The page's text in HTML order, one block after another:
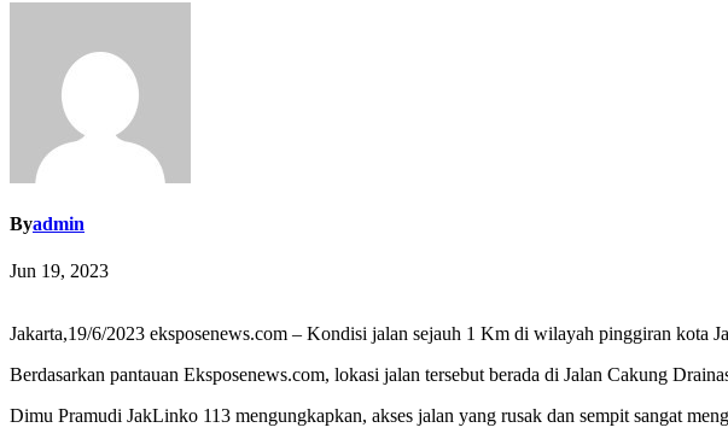
Byadmin
Jun 19, 2023
Jakarta,19/6/2023 eksposenews.com – Kondisi jalan sejauh 1 Km di wilayah pinggiran kota
Berdasarkan pantauan Eksposenews.com, lokasi jalan tersebut berada di Jalan Cakung
Dimu Pramudi JakLinko 113 mengungkapkan, akses jalan yang rusak dan sempit sangat